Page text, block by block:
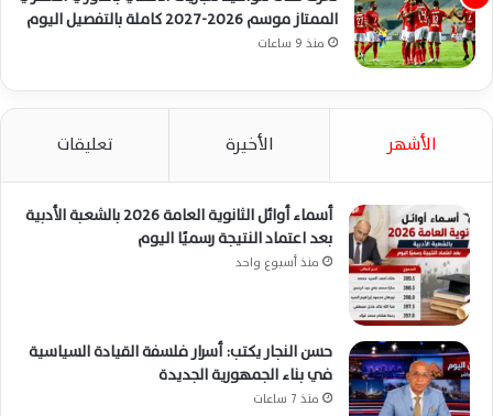
الممتاز موسم 2026-2027 كاملة بالتفصيل اليوم
منذ 9 ساعات
الأشهر الأخيرة تعليقات
أسماء أوائل الثانوية العامة 2026 بالشعبة الأدبية
بعد اعتماد النتيجة رسميًا اليوم
منذ أسبوع واحد
حسن النجار يكتب: أسرار فلسفة القيادة السياسية
في بناء الجمهورية الجديدة
منذ 7 ساعات